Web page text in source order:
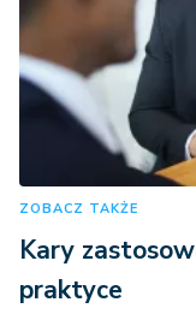
ZOBACZ TAKŻE
Kary
praktyce